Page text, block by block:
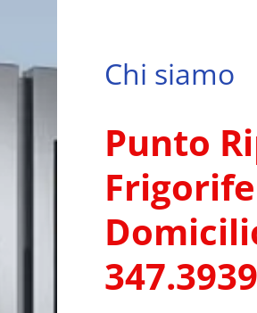
Chi siamo
Punto